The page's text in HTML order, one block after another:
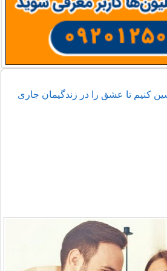
کنیم تا عشق را در زندگیمان جاری